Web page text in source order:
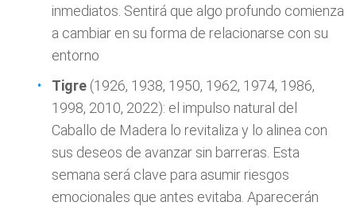
inmediatos. Sentirá que algo profundo comienza
a cambiar en su forma de relacionarse con su
entorno
Tigre (1926, 1938, 1950, 1962, 1974, 1986,
1998, 2010, 2022): el impulso natural del
Caballo de Madera lo revitaliza y lo alinea con
sus deseos de avanzar sin barreras. Esta
semana será clave para asumir riesgos
emocionales que antes evitaba. Aparecerán